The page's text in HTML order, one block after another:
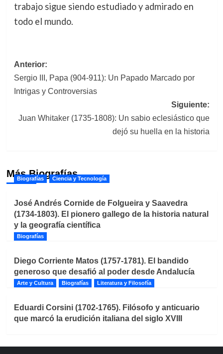
trabajo sigue siendo estudiado y admirado en
todo el mundo.
Navegación
de
entradas
Anterior:
Sergio III, Papa (904-911): Un Papado Marcado por
Intrigas y Controversias
Siguiente:
Juan Whitaker (1735-1808): Un sabio eclesiástico que
dejó su huella en la historia
Más Biografías
Biografías Ciencia y Tecnología
José Andrés Cornide de Folgueira y Saavedra
(1734-1803). El pionero gallego de la historia natural
y la geografía científica
Biografías
Diego Corriente Matos (1757-1781). El bandido
generoso que desafió al poder desde Andalucía
Arte y Cultura Biografías Literatura y Filosofía
Eduardi Corsini (1702-1765). Filósofo y anticuario
que marcó la erudición italiana del siglo XVIII